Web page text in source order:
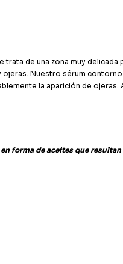
de una zona muy delicada
ojeras. Nuestro sérum
la aparición de ojeras.
forma de aceites que resultan